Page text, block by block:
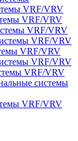
VRF/VRV
VRF/VRV
VRF/VRV
VRF/VRV
VRF/VRV
VRF/VRV
VRF/VRV
системы
VRF/VRV